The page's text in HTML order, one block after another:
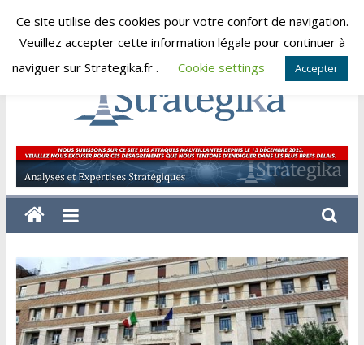
Skip
jeudi, août 6, 2026
Strategika
Expertise
et
Analyses
Ce site utilise des cookies pour votre confort de navigation.
Veuillez accepter cette information légale pour continuer à
naviguer sur Strategika.fr .
Cookie settings Accepter